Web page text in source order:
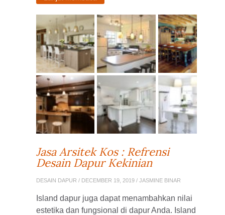
Jasa Arsitek Kos : Refrensi
Desain Dapur Kekinian
DESAIN DAPUR / DECEMBER 19, 2019 / JASMINE BINAR
Island dapur juga dapat menambahkan nilai
estetika dan fungsional di dapur Anda. Island